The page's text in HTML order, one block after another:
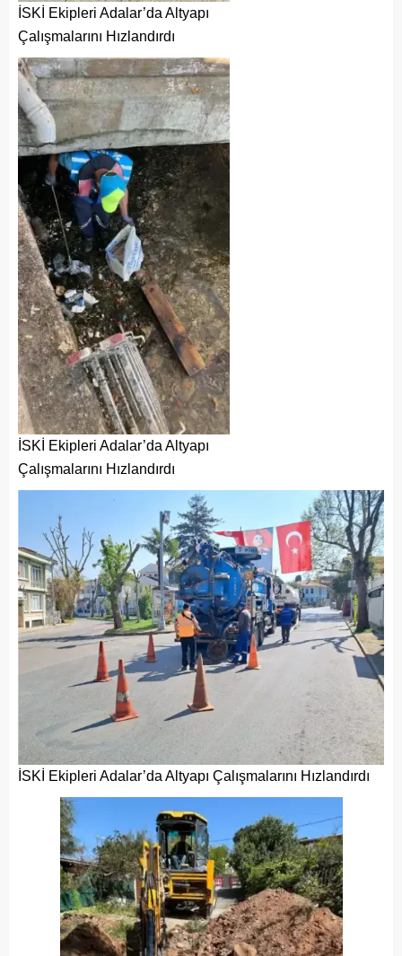
İSKİ Ekipleri Adalar’da Altyapı
Çalışmalarını Hızlandırdı
İSKİ Ekipleri Adalar’da Altyapı
Çalışmalarını Hızlandırdı
İSKİ Ekipleri Adalar’da Altyapı Çalışmalarını Hızlandırdı